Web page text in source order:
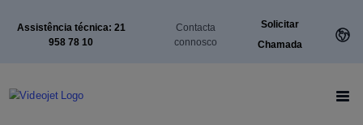
Assistência técnica: 21
958 78 10
Contacta
connosco
Solicitar
Chamada